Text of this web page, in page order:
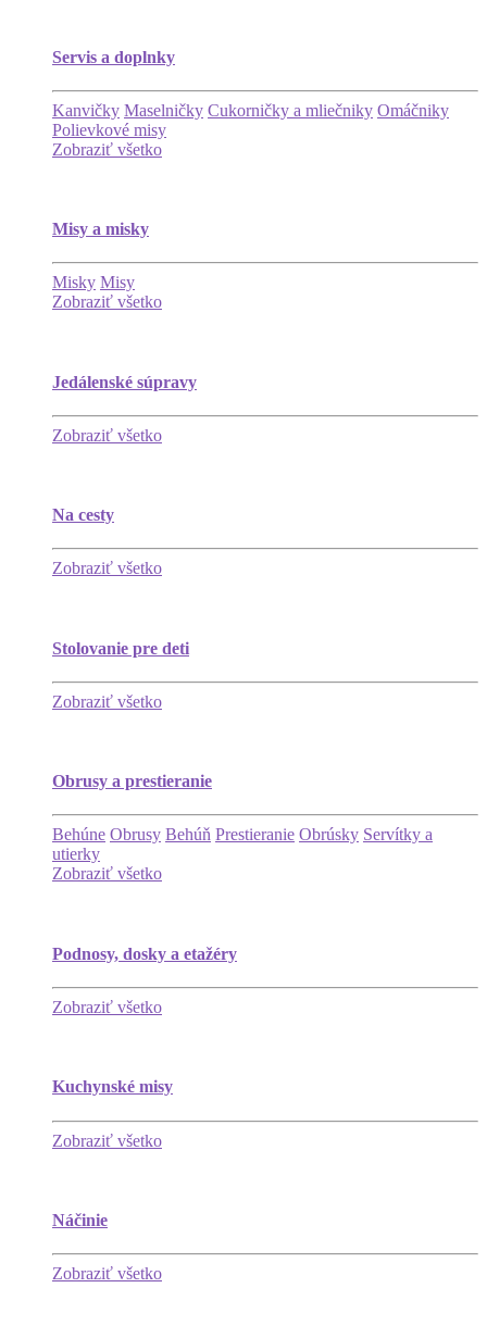
Servis a doplnky
Kanvičky Maselničky Cukorničky a mliečniky Omáčniky
Polievkové misy
Zobraziť všetko
Misy a misky
Misky Misy
Zobraziť všetko
Jedálenské súpravy
Zobraziť všetko
Na cesty
Zobraziť všetko
Stolovanie pre deti
Zobraziť všetko
Obrusy a prestieranie
Behúne Obrusy Behúň Prestieranie Obrúsky Servítky a
utierky
Zobraziť všetko
Podnosy, dosky a etažéry
Zobraziť všetko
Kuchynské misy
Zobraziť všetko
Náčinie
Zobraziť všetko